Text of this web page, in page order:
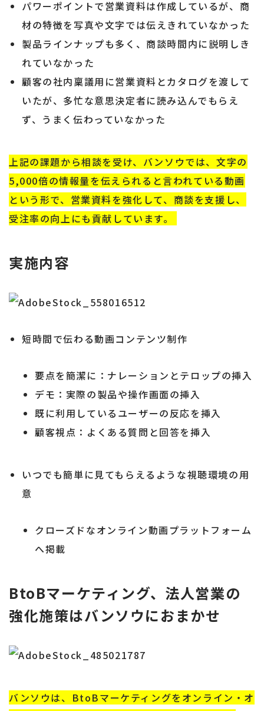
パワーポイントで営業資料は作成しているが、商
材の特徴を写真や文字では伝えきれていなかった
製品ラインナップも多く、商談時間内に説明しき
れていなかった
顧客の社内稟議用に営業資料とカタログを渡して
いたが、多忙な意思決定者に読み込んでもらえ
ず、うまく伝わっていなかった
上記の課題から相談を受け、バンソウでは、文字の
5,000倍の情報量を伝えられると言われている動画
という形で、営業資料を強化して、商談を支援し、
受注率の向上にも貢献しています。
実施内容
短時間で伝わる動画コンテンツ制作
要点を簡潔に：ナレーションとテロップの挿入
デモ：実際の製品や操作画面の挿入
既に利用しているユーザーの反応を挿入
顧客視点：よくある質問と回答を挿入
いつでも簡単に見てもらえるような視聴環境の用
意
クローズドなオンライン動画プラットフォーム
へ掲載
BtoBマーケティング、法人営業の
強化施策はバンソウにおまかせ
バンソウは、BtoBマーケティングをオンライン・オ